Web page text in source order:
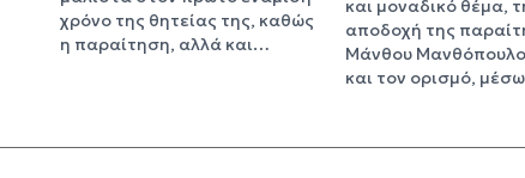
χρόνο της θητείας της, καθώς
η παραίτηση, αλλά και…
και μοναδικό θέμα,
αποδοχή της
Μάνθου
και τον ορισμό,